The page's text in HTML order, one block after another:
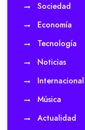
Sociedad
Economía
Tecnología
Noticias
Internacional
Música
Actualidad